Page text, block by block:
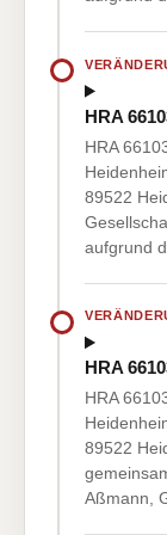
HRA
HRA
89522
aufgrund
HRA
HRA
89522
Aßmann,